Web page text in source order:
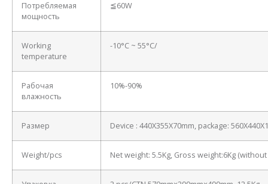
Потребляемая
мощность
≦60W
Working
temperature
-10°C ~ 55°C/
Рабочая
влажность
10%-90%
Размер Device : 440X355X70mm, package:
Weight/pcs Net weight: 5.5Kg, Gross weight:6Kg (without